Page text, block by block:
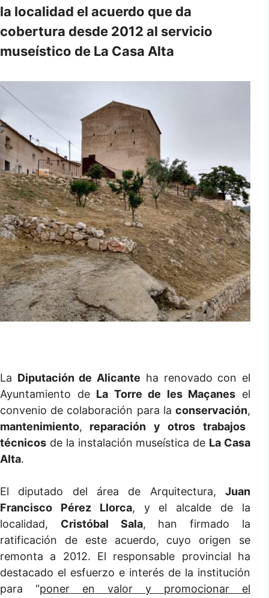
la localidad el acuerdo que da
cobertura desde 2012 al servicio
museístico de La Casa Alta
La Diputación de Alicante ha renovado con el
Ayuntamiento de La Torre de les Maçanes el
convenio de colaboración para la conservación,
mantenimiento, reparación y otros trabajos
técnicos de la instalación museística de La Casa
Alta.
El diputado del área de Arquitectura, Juan
Francisco Pérez Llorca, y el alcalde de la
localidad, Cristóbal Sala, han firmado la
ratificación de este acuerdo, cuyo origen se
remonta a 2012. El responsable provincial ha
destacado el esfuerzo e interés de la institución
para “poner en valor y promocionar el